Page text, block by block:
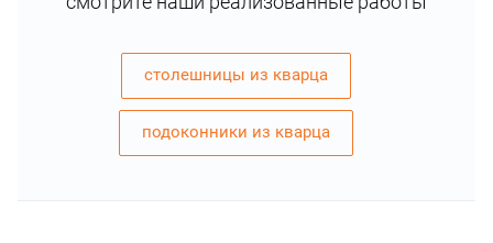
столешницы из кварца
подоконники из кварца